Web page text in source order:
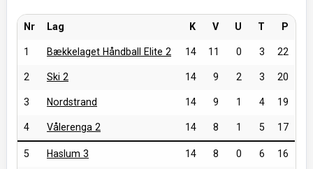
Nr Lag K V U T P
1 Bækkelaget Håndball Elite 2 14 11 0 3 22
2 Ski 2 14 9 2 3 20
3 Nordstrand 14 9 1 4 19
4 Vålerenga 2 14 8 1 5 17
5 Haslum 3 14 8 0 6 16